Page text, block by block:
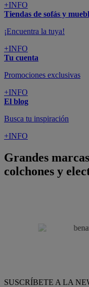
+INFO
Tiendas de sofás y
¡Encuentra la tuya!
+INFO
Tu cuenta
Promociones exclusivas
+INFO
El blog
Busca tu inspiración
+INFO
Grandes
colchones y
SUSCRÍBETE A LA